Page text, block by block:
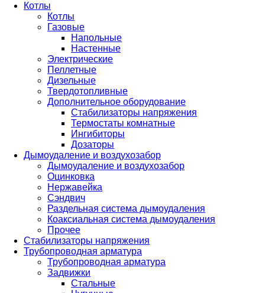
Котлы
Котлы
Газовые
Напольные
Настенные
Электрические
Пеллетные
Дизельные
Твердотопливные
Дополнительное оборудование
Стабилизаторы напряжения
Термостаты комнатные
Ингибиторы
Дозаторы
Дымоудаление и воздухозабор
Дымоудаление и воздухозабор
Оцинковка
Нержавейка
Сэндвич
Раздельная система дымоудаления
Коаксиальная система дымоудаления
Прочее
Стабилизаторы напряжения
Трубопроводная арматура
Трубопроводная арматура
Задвижки
Стальные